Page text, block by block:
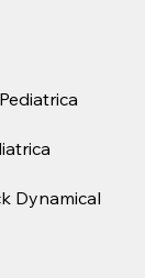
Dynamical